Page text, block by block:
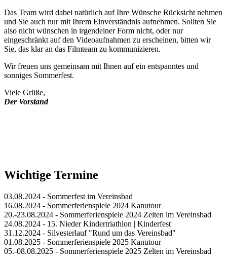
Das Team wird dabei natürlich auf Ihre Wünsche Rücksicht nehmen
und Sie auch nur mit Ihrem Einverständnis aufnehmen. Sollten Sie
also nicht wünschen in irgendeiner Form nicht, oder nur
eingeschränkt auf den Videoaufnahmen zu erscheinen, bitten wir
Sie, das klar an das Filmteam zu kommunizieren.
Wir freuen uns gemeinsam mit Ihnen auf ein entspanntes und
sonniges Sommerfest.
Viele Grüße,
Der Vorstand
Wichtige Termine
03.08.2024 - Sommerfest im Vereinsbad
16.08.2024 - Sommerferienspiele 2024 Kanutour
20.-23.08.2024 - Sommerferienspiele 2024 Zelten im Vereinsbad
24.08.2024 - 15. Nieder Kindertriathlon | Kinderfest
31.12.2024 - Silvesterlauf "Rund um das Vereinsbad"
01.08.2025 - Sommerferienspiele 2025 Kanutour
05.-08.08.2025 - Sommerferienspiele 2025 Zelten im Vereinsbad